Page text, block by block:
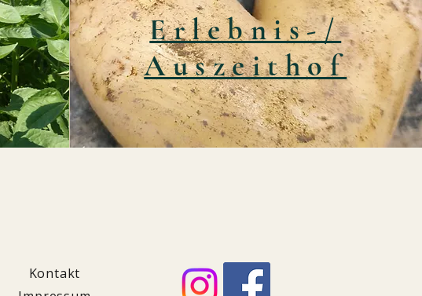
Erlebnis-/
Auszeithof
Kontakt